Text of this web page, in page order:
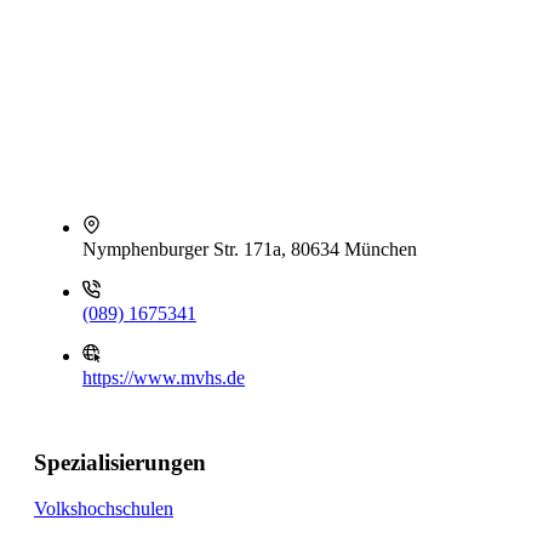
Nymphenburger Str. 171a, 80634 München
(089) 1675341
https://www.mvhs.de
Spezialisierungen
Volkshochschulen